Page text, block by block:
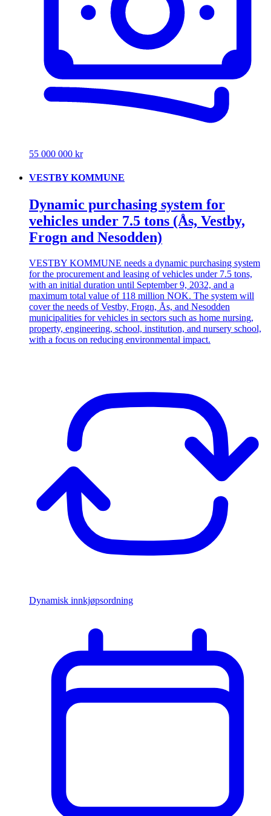
55 000 000 kr
VESTBY KOMMUNE
Dynamic purchasing system for
vehicles under 7.5 tons (Ås, Vestby,
Frogn and Nesodden)
VESTBY KOMMUNE needs a dynamic purchasing system
for the procurement and leasing of vehicles under 7.5 tons,
with an initial duration until September 9, 2032, and a
maximum total value of 118 million NOK. The system will
cover the needs of Vestby, Frogn, Ås, and Nesodden
municipalities for vehicles in sectors such as home nursing,
property, engineering, school, institution, and nursery school,
with a focus on reducing environmental impact.
Dynamisk innkjøpsordning